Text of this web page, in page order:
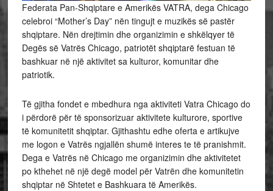
Federata Pan-Shqiptare e Amerikës VATRA, dega Chicago
celebroi “Mother’s Day” nën tingujt e muzikës së pastër
shqiptare. Nën drejtimin dhe organizimin e shkëlqyer të
Degës së Vatrës Chicago, patriotët shqiptarë festuan të
bashkuar në një aktivitet sa kulturor, komunitar dhe
patriotik.
Të gjitha fondet e mbedhura nga aktiviteti Vatra Chicago do
i përdorë për të sponsorizuar aktivitete kulturore, sportive
të komunitetit shqiptar. Gjithashtu edhe oferta e artikujve
me logon e Vatrës ngjallën shumë interes te të pranishmit.
Dega e Vatrës në Chicago me organizimin dhe aktivitetet
po kthehet në një degë model për Vatrën dhe komunitetin
shqiptar në Shtetet e Bashkuara të Amerikës.